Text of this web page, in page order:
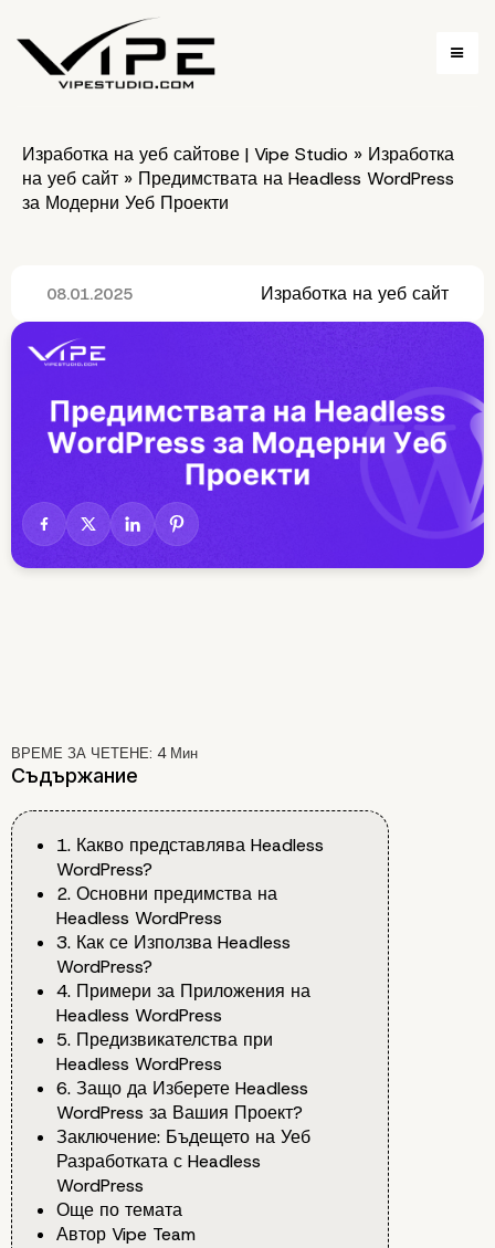
Изработка на уеб сайтове | Vipe Studio » Изработка
на уеб сайт » Предимствата на Headless WordPress
за Модерни Уеб Проекти
08.01.2025 Изработка на уеб сайт
ВРЕМЕ ЗА ЧЕТЕНЕ: 4Мин
Съдържание
1. Какво представлява Headless
WordPress?
2. Основни предимства на
Headless WordPress
3. Как се Използва Headless
WordPress?
4. Примери за Приложения на
Headless WordPress
5. Предизвикателства при
Headless WordPress
6. Защо да Изберете Headless
WordPress за Вашия Проект?
Заключение: Бъдещето на Уеб
Разработката с Headless
WordPress
Още по темата
Автор Vipe Team